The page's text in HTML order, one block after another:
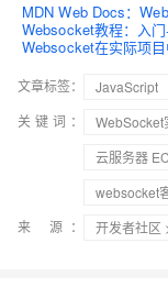
MDN Web Docs：
Websocket教程：入
Websocket在实际项
文章标签： JavaScript
关键词：
WebSocket
云服务器
websocket
来 源：
开发者社区